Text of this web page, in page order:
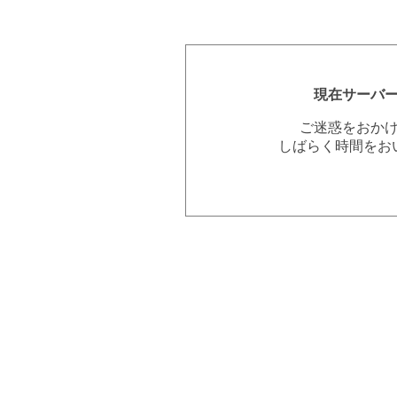
現在サーバ
ご迷惑をおか
しばらく時間を